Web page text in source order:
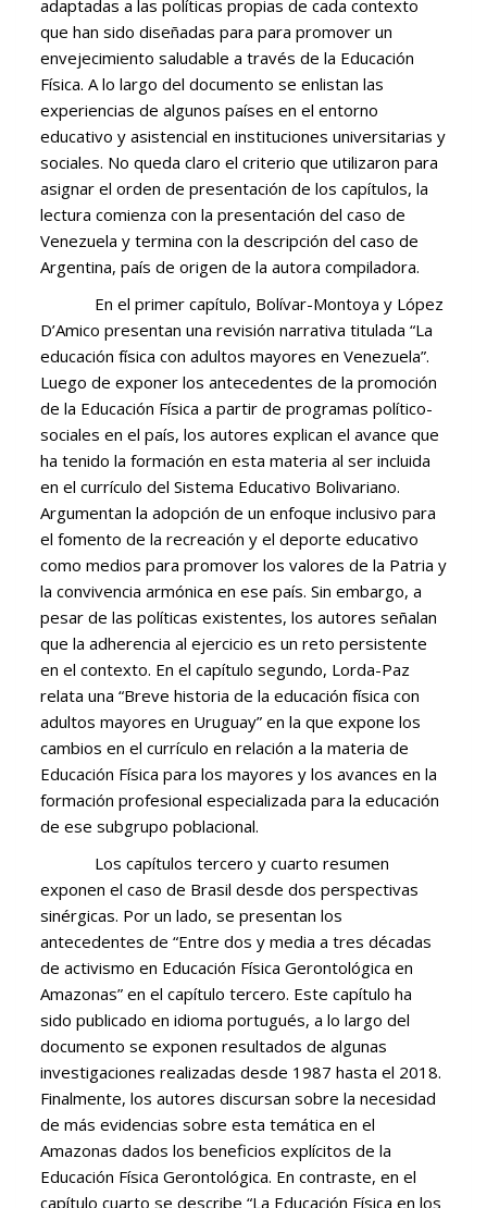
adaptadas a las políticas propias de cada contexto
que han sido diseñadas para para promover un
envejecimiento saludable a través de la Educación
Física. A lo largo del documento se enlistan las
experiencias de algunos países en el entorno
educativo y asistencial en instituciones universitarias y
sociales. No queda claro el criterio que utilizaron para
asignar el orden de presentación de los capítulos, la
lectura comienza con la presentación del caso de
Venezuela y termina con la descripción del caso de
Argentina, país de origen de la autora compiladora.
En el primer capítulo, Bolívar-Montoya y López
D’Amico presentan una revisión narrativa titulada “La
educación física con adultos mayores en Venezuela”.
Luego de exponer los antecedentes de la promoción
de la Educación Física a partir de programas político-
sociales en el país, los autores explican el avance que
ha tenido la formación en esta materia al ser incluida
en el currículo del Sistema Educativo Bolivariano.
Argumentan la adopción de un enfoque inclusivo para
el fomento de la recreación y el deporte educativo
como medios para promover los valores de la Patria y
la convivencia armónica en ese país. Sin embargo, a
pesar de las políticas existentes, los autores señalan
que la adherencia al ejercicio es un reto persistente
en el contexto. En el capítulo segundo, Lorda-Paz
relata una “Breve historia de la educación física con
adultos mayores en Uruguay” en la que expone los
cambios en el currículo en relación a la materia de
Educación Física para los mayores y los avances en la
formación profesional especializada para la educación
de ese subgrupo poblacional.
Los capítulos tercero y cuarto resumen
exponen el caso de Brasil desde dos perspectivas
sinérgicas. Por un lado, se presentan los
antecedentes de “Entre dos y media a tres décadas
de activismo en Educación Física Gerontológica en
Amazonas” en el capítulo tercero. Este capítulo ha
sido publicado en idioma portugués, a lo largo del
documento se exponen resultados de algunas
investigaciones realizadas desde 1987 hasta el 2018.
Finalmente, los autores discursan sobre la necesidad
de más evidencias sobre esta temática en el
Amazonas dados los beneficios explícitos de la
Educación Física Gerontológica. En contraste, en el
capítulo cuarto se describe “La Educación Física en los